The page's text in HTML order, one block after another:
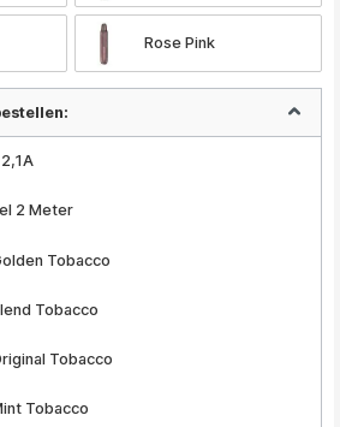
Rose Pink
2 Meter
Tobacco
Tobacco
Tobacco
Tobacco